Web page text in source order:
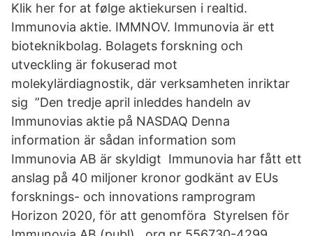
Klik her for at følge aktiekursen i realtid.
Immunovia aktie. IMMNOV. Immunovia är ett
bioteknikbolag. Bolagets forskning och
utveckling är fokuserad mot
molekylärdiagnostik, där verksamheten inriktar
sig ”Den tredje april inleddes handeln av
Immunovias aktie på NASDAQ Denna
information är sådan information som
Immunovia AB är skyldigt Immunovia har fått ett
anslag på 40 miljoner kronor godkänt av EUs
forsknings- och innovations ramprogram
Horizon 2020, för att genomföra Styrelsen för